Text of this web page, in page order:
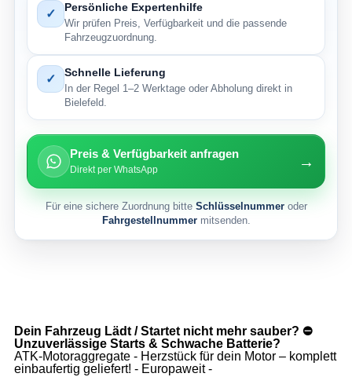
✓ Persönliche Expertenhilfe
Wir prüfen Preis, Verfügbarkeit und die passende
Fahrzeugzuordnung.
✓ Schnelle Lieferung
In der Regel 1–2 Werktage oder Abholung direkt in
Bielefeld.
Preis & Verfügbarkeit anfragen
Direkt per WhatsApp →
Für eine sichere Zuordnung bitte Schlüsselnummeroder
Fahrgestellnummermitsenden.
Dein Fahrzeug Lädt / Startet nicht mehr sauber? ⛔
Unzuverlässige Starts & Schwache Batterie?
ATK-Motoraggregate - Herzstück für dein Motor – komplett
einbaufertig geliefert! - Europaweit -